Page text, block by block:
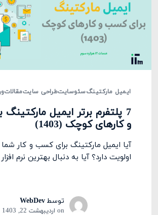
ایمیل مارکتینگسئوسایتطراحی سایتمقالات
7 پلتفرم برتر ایمیل
و کارهای کوچک (1403)
اولویت دارد؟ آیا به دنبال بهترین نرم افزار
توسطWebDev
on اردیبهشت 22, 1403